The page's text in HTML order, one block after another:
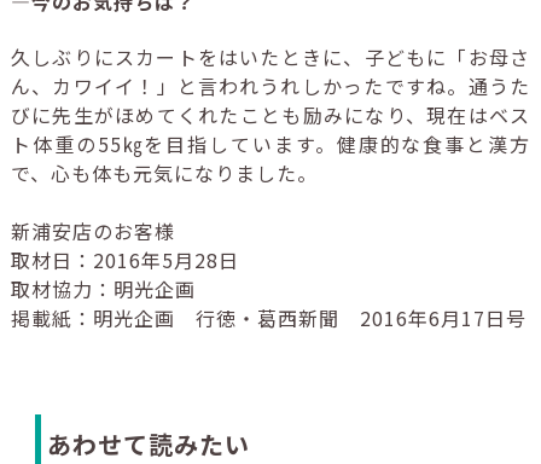
久しぶりにスカートをはいたときに、子どもに「お母さ
ん、カワイイ！」と言われうれしかったですね。通うた
びに先生がほめてくれたことも励みになり、現在はベス
ト体重の55㎏を目指しています。健康的な食事と漢方
で、心も体も元気になりました。
新浦安店のお客様
取材日：2016年5月28日
取材協力：明光企画
掲載紙：明光企画 行徳・葛西新聞 2016年6月17日号
あわせて読みたい